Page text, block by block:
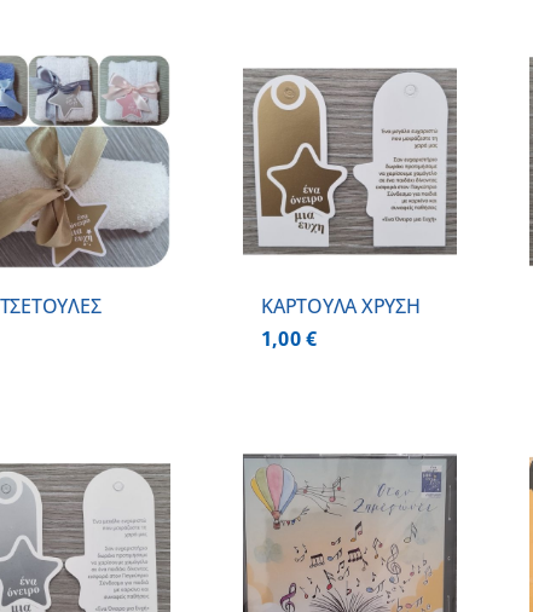
ΠΡΟΣΘΗΚΗ ΣΤΟ
ΚΑΛΑΘΙ
/
ΛΕΠΤΟΜΕΡΕΙΕΣ
ΚΑΡΤΟΥΛΑ ΧΡΥΣΗ
1,00€
ΠΡΟΣΘΗΚΗ ΣΤΟ
ΚΑΛΑΘΙ
/
ΛΕΠΤΟΜΕΡΕΙΕΣ
ΠΡΟΣΘΗΚΗ ΣΤΟ
ΚΑΛΑΘΙ
/
ΛΕΠΤΟΜΕΡΕΙΕΣ
ΠΡΟΣΘΗΚΗ ΣΤΟ
ΚΑΛΑΘΙ
ΛΕΠΤΟΜΕΡΕΙΕΣ